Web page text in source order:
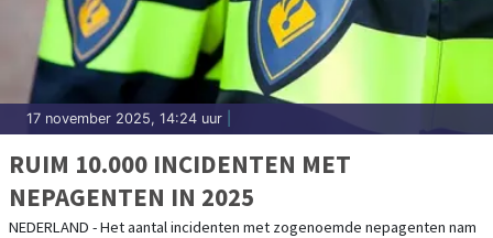
17 november 2025, 14:24 uur
RUIM 10.000 INCIDENTEN MET
NEPAGENTEN IN 2025
NEDERLAND - Het aantal incidenten met zogenoemde nepagenten nam